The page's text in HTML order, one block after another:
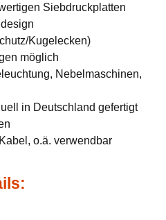
Siebdruckplatten
Kugelecken)
möglich
Nebelmaschinen,
in Deutschland gefertigt
o.ä. verwendbar